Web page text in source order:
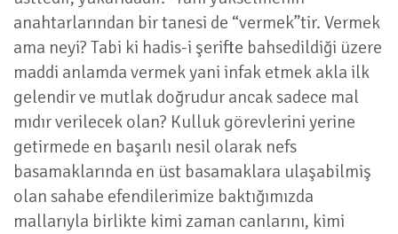
anahtarlarından bir tanesi de “vermek”tir. Vermek
ama neyi? Tabi ki hadis-i şerifte bahsedildiği üzere
maddi anlamda vermek yani infak etmek akla ilk
gelendir ve mutlak doğrudur ancak sadece mal
mıdır verilecek olan? Kulluk görevlerini yerine
getirmede en başarılı nesil olarak nefs
basamaklarında en üst basamaklara ulaşabilmiş
olan sahabe efendilerimize baktığımızda
mallarıyla birlikte kimi zaman canlarını, kimi